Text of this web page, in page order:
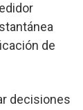
de
decisiones